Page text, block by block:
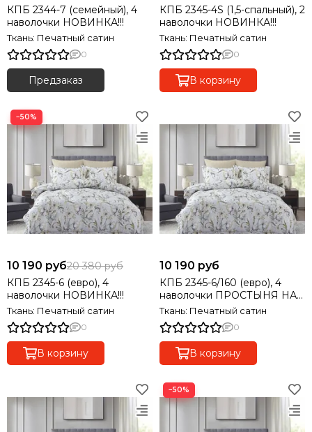
КПБ 2344-7 (семейный), 4
наволочки НОВИНКА!!!
Ткань: Печатный сатин
0
Предзаказ
КПБ 2345-4S (1,5-спальный), 2
наволочки НОВИНКА!!!
Ткань: Печатный сатин
0
В корзину
−50%
10 190 руб20 380 руб
КПБ 2345-6 (евро), 4
наволочки НОВИНКА!!!
Ткань: Печатный сатин
0
В корзину
10 190 руб
КПБ 2345-6/160 (евро), 4
наволочки ПРОСТЫНЯ НА
РЕЗИНКЕ! НОВИНКА!!!
Ткань: Печатный сатин
0
В корзину
−50%